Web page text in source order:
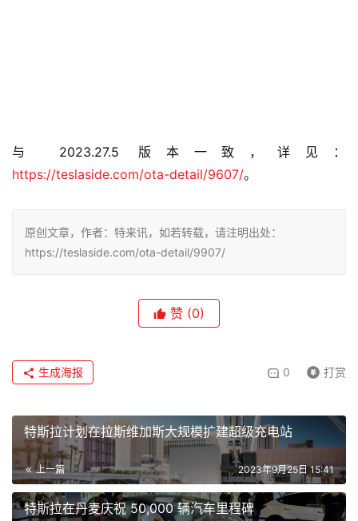
与 2023.27.5 版本一致，详见：
https://teslaside.com/ota-detail/9607/。
原创文章，作者：特来讯，如若转载，请注明出处：
https://teslaside.com/ota-detail/9907/
赞 (0)
0 打赏
生成海报
特斯拉计划在拉斯维加斯大规模扩建超级充电站
上一篇 2023年9月25日 15:41
特斯拉在丹麦庆祝 50,000 辆汽车里程碑